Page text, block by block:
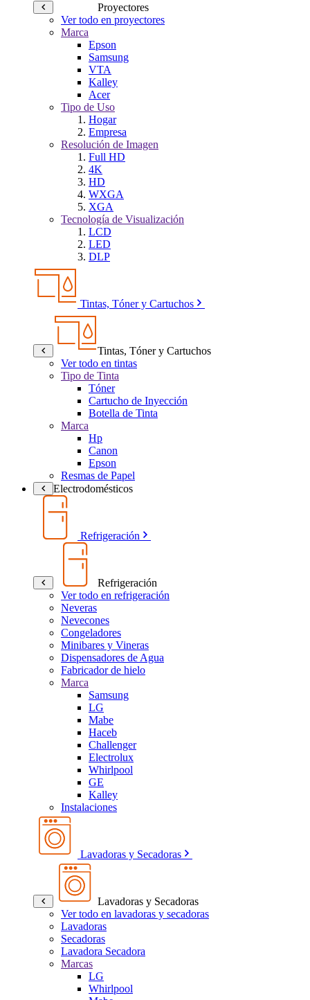
Proyectores
Ver todo en proyectores
Marca
Epson
Samsung
VTA
Kalley
Acer
Tipo de Uso
Hogar
Empresa
Resolución de Imagen
Full HD
4K
HD
WXGA
XGA
Tecnología de Visualización
LCD
LED
DLP
Tintas, Tóner y Cartuchos
Tintas, Tóner y Cartuchos
Ver todo en tintas
Tipo de Tinta
Tóner
Cartucho de Inyección
Botella de Tinta
Marca
Hp
Canon
Epson
Resmas de Papel
Electrodomésticos
Refrigeración
Refrigeración
Ver todo en refrigeración
Neveras
Nevecones
Congeladores
Minibares y Vineras
Dispensadores de Agua
Fabricador de hielo
Marca
Samsung
LG
Mabe
Haceb
Challenger
Electrolux
Whirlpool
GE
Kalley
Instalaciones
Lavadoras y Secadoras
Lavadoras y Secadoras
Ver todo en lavadoras y secadoras
Lavadoras
Secadoras
Lavadora Secadora
Marcas
LG
Whirlpool